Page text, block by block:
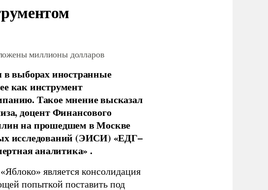
миллионы долларов
в выборах иностранные
как инструмент
Такое мнение высказал
доцент Финансового
на прошедшем в Москве
исследований (ЭИСИ) «ЕДГ–
аналитика» .
является консолидация
попыткой поставить под